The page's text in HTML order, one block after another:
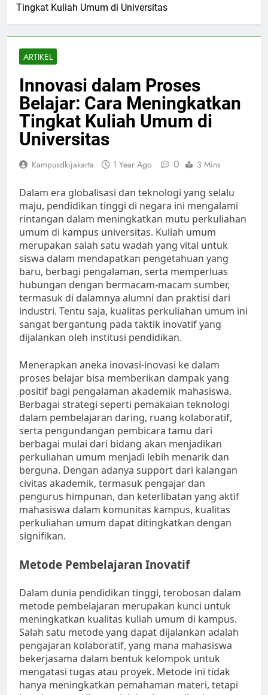
Tingkat Kuliah Umum di Universitas
ARTIKEL
Innovasi dalam Proses
Belajar: Cara Meningkatkan
Tingkat Kuliah Umum di
Universitas
Kampusdkijakarta 1 Year Ago 0 3 Mins
Dalam era globalisasi dan teknologi yang selalu
maju, pendidikan tinggi di negara ini mengalami
rintangan dalam meningkatkan mutu perkuliahan
umum di kampus universitas. Kuliah umum
merupakan salah satu wadah yang vital untuk
siswa dalam mendapatkan pengetahuan yang
baru, berbagi pengalaman, serta memperluas
hubungan dengan bermacam-macam sumber,
termasuk di dalamnya alumni dan praktisi dari
industri. Tentu saja, kualitas perkuliahan umum ini
sangat bergantung pada taktik inovatif yang
dijalankan oleh institusi pendidikan.
Menerapkan aneka inovasi-inovasi ke dalam
proses belajar bisa memberikan dampak yang
positif bagi pengalaman akademik mahasiswa.
Berbagai strategi seperti pemakaian teknologi
dalam pembelajaran daring, ruang kolaboratif,
serta pengundangan pembicara tamu dari
berbagai mulai dari bidang akan menjadikan
perkuliahan umum menjadi lebih menarik dan
berguna. Dengan adanya support dari kalangan
civitas akademik, termasuk pengajar dan
pengurus himpunan, dan keterlibatan yang aktif
mahasiswa dalam komunitas kampus, kualitas
perkuliahan umum dapat ditingkatkan dengan
signifikan.
Metode Pembelajaran Inovatif
Dalam dunia pendidikan tinggi, terobosan dalam
metode pembelajaran merupakan kunci untuk
meningkatkan kualitas kuliah umum di kampus.
Salah satu metode yang dapat dijalankan adalah
pengajaran kolaboratif, yang mana mahasiswa
bekerjasama dalam bentuk kelompok untuk
mengatasi tugas atau proyek. Metode ini tidak
hanya meningkatkan pemahaman materi, tetapi